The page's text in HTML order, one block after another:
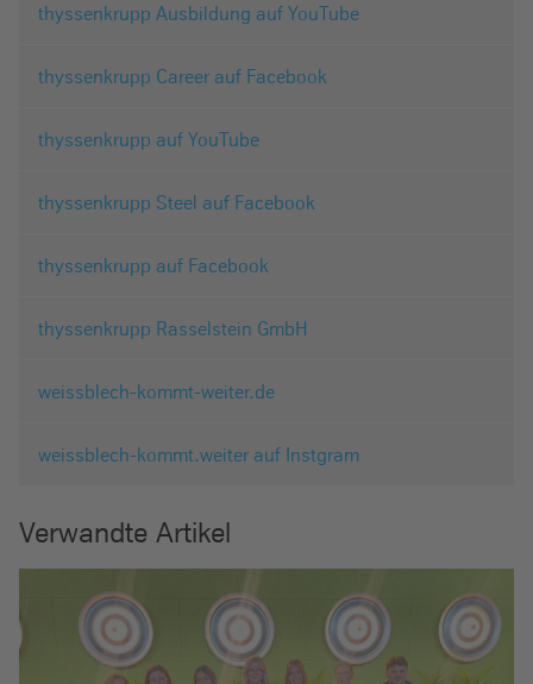
thyssenkrupp Ausbildung auf YouTube
thyssenkrupp Career auf Facebook
thyssenkrupp auf YouTube
thyssenkrupp Steel auf Facebook
thyssenkrupp auf Facebook
thyssenkrupp Rasselstein GmbH
weissblech-kommt-weiter.de
weissblech-kommt.weiter auf Instgram
Verwandte Artikel